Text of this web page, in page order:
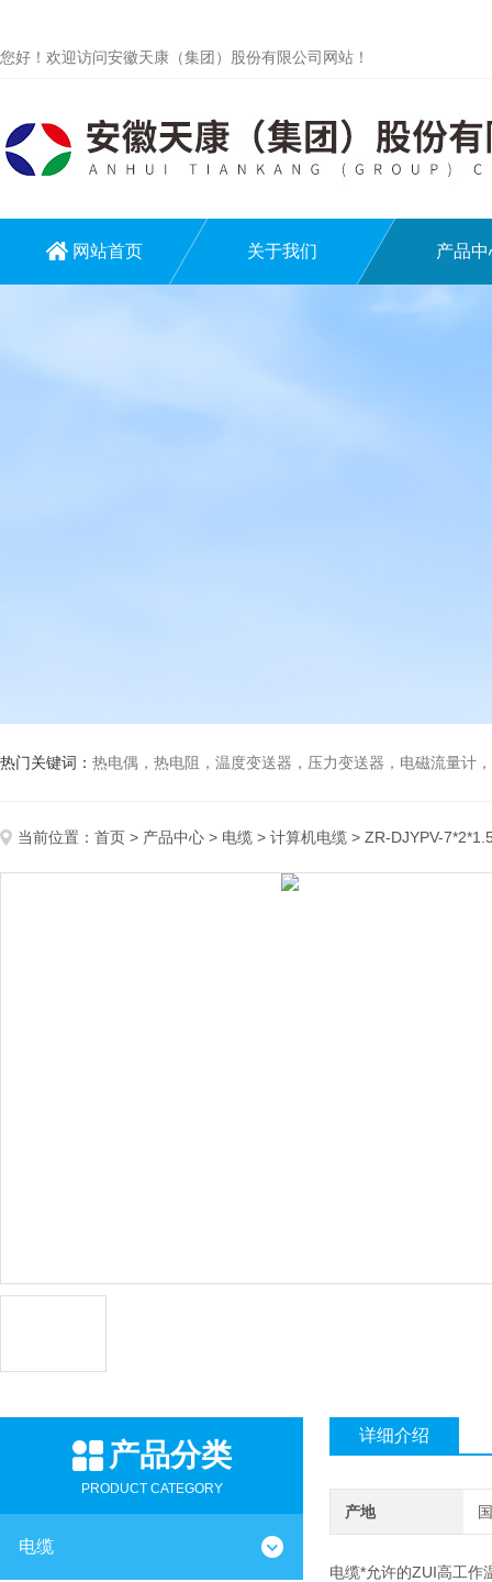
您好！欢迎访问安徽天康（集团）股份有限公司网站！
网站首页 关于我们 产品中
热门关键词： 热电偶，热电阻，温度变送器，压力变送器，电磁流量计，
当前位置： 首页 > 产品中心 > 电缆 > 计算机电缆 > ZR-DJYPV-
产品分类
PRODUCT CATEGORY
电缆
详细介绍
产地
电缆*允许的ZUI高工作